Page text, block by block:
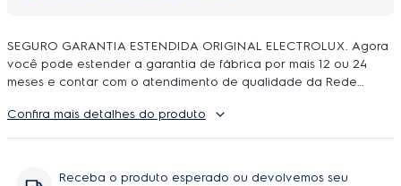
SEGURO GARANTIA ESTENDIDA ORIGINAL ELECTROLUX. Agora
você pode estender a garantia de fábrica por mais 12 ou 24
meses e contar com o atendimento de qualidade da Rede
podem ser feitos quantos reparos forem necessarios, incluindo
peças e serviço, sem você se preoupar com orçamentos e
Confira mais detalhes do produto
Receba o produto esperado ou devolvemos seu